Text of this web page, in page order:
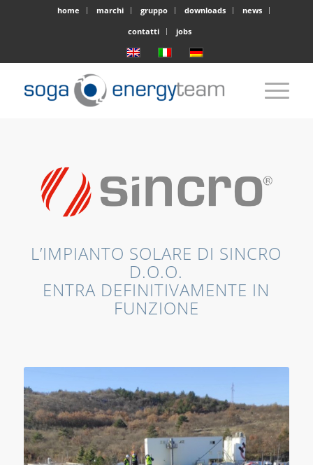
home marchi gruppo downloads
news
contatti
jobs
L’IMPIANTO SOLARE DI SINCRO
D.O.O.
ENTRA DEFINITIVAMENTE IN
FUNZIONE